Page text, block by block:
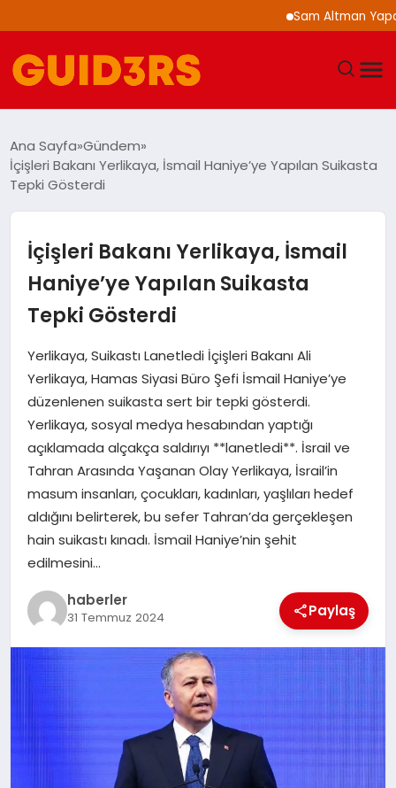
Sam Altman Yapay
YAŞAM
SPOR
SAĞLIK
EKONOMI
MAGAZIN
EĞITIM
Ana Sayfa Gündem
İçişleri Bakanı Yerlikaya, İsmail Haniye’ye Yapılan Suikasta
Tepki Gösterdi
İçişleri Bakanı Yerlikaya, İsmail
Haniye’ye Yapılan Suikasta
Tepki Gösterdi
Yerlikaya, Suikastı Lanetledi İçişleri Bakanı Ali
Yerlikaya, Hamas Siyasi Büro Şefi İsmail Haniye’ye
düzenlenen suikasta sert bir tepki gösterdi.
Yerlikaya, sosyal medya hesabından yaptığı
açıklamada alçakça saldırıyı **lanetledi**. İsrail ve
Tahran Arasında Yaşanan Olay Yerlikaya, İsrail’in
masum insanları, çocukları, kadınları, yaşlıları hedef
aldığını belirterek, bu sefer Tahran’da gerçekleşen
hain suikastı kınadı. İsmail Haniye’nin şehit
edilmesini…
haberler
31 Temmuz 2024 Paylaş